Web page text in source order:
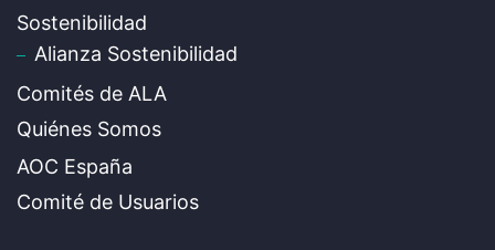
Sostenibilidad
Alianza Sostenibilidad
Comités de ALA
Quiénes Somos
AOC España
Comité de Usuarios